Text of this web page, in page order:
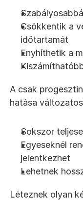
Csökkentik a
időtartamát
Enyhíthetik a
A csak
hatása
Sokszor
Egyeseknél
jelentkezhet
Lehetnek
Léteznek olyan